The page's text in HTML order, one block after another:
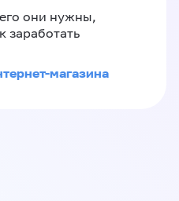
они нужны,
заработать
магазина